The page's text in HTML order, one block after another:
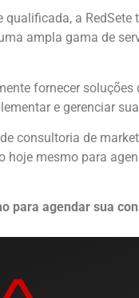
a
ampla gama de
fornecer
e gerenciar
consultoria de
hoje mesmo para
para agendar sua